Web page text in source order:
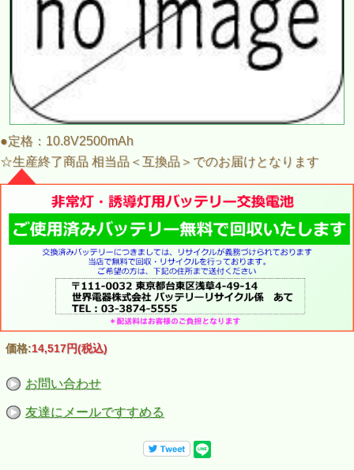
●定格：10.8V2500mAh
☆生産終了商品 相当品＜互換品＞でのお届けとなります
価格:14,517円(税込)
お問い合わせ
友達にメールですすめる